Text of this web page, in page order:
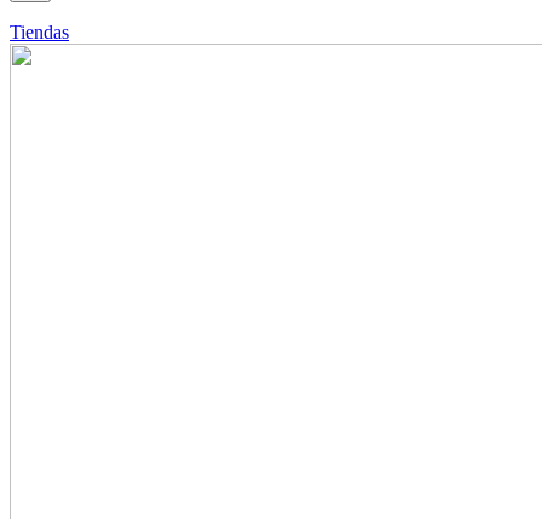
Tiendas